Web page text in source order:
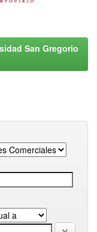
San Gregorio